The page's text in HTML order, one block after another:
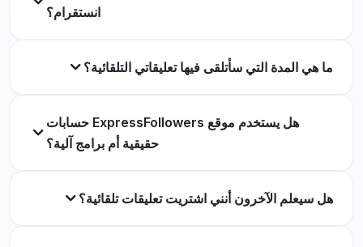
انستقرام؟
ما هي المدة التي سأتلقى فيها تعليقاتي التلقائية؟
هل يستخدم موقع ExpressFollowers حسابات
حقيقية أم برامج آلية؟
هل سيعلم الآخرون أنني اشتريت تعليقات تلقائية؟